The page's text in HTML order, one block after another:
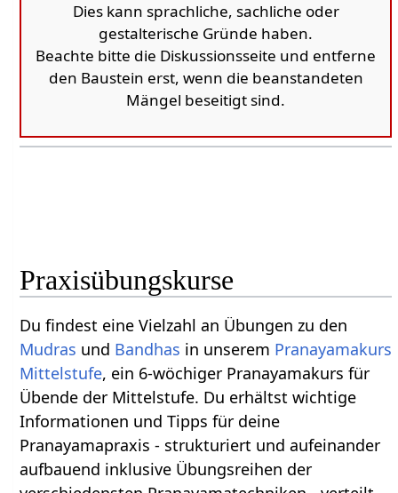
Dies kann sprachliche, sachliche oder
gestalterische Gründe haben.
Beachte bitte die Diskussionsseite und entferne
den Baustein erst, wenn die beanstandeten
Mängel beseitigt sind.
Praxisübungskurse
Du findest eine Vielzahl an Übungen zu den
Mudras und Bandhas in unserem Pranayamakurs
Mittelstufe, ein 6-wöchiger Pranayamakurs für
Übende der Mittelstufe. Du erhältst wichtige
Informationen und Tipps für deine
Pranayamapraxis - strukturiert und aufeinander
aufbauend inklusive Übungsreihen der